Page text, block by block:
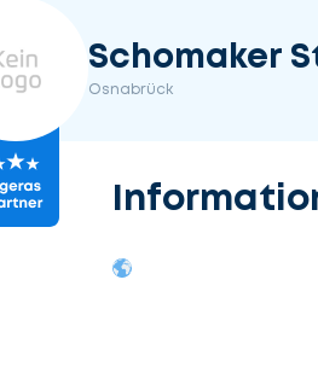
Schomaker
Osnabrück